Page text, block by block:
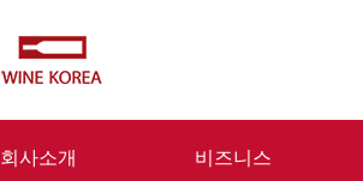
회사소개 비즈니스